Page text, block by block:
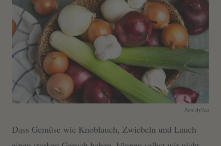
New Africa
Dass Gemüse wie Knoblauch, Zwiebeln und Lauch